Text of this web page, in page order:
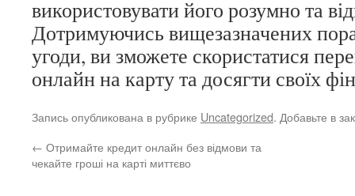
використовувати його розумно та
Дотримуючись вищезазначених
угоди, ви зможете скористатися
онлайн на карту та досягти своїх
Запись опубликована в рубрике Uncategorized. Добавьте в
← Отримайте кредит онлайн без відмови та
чекайте гроші на карті миттєво